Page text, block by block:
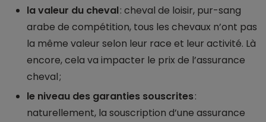
la valeur du cheval: cheval de loisir, pur-sang
arabe de compétition, tous les chevaux n’ont pas
la même valeur selon leur race et leur activité. Là
encore, cela va impacter le prix de l’assurance
cheval ;
le niveau des garanties souscrites:
naturellement, la souscription d’une assurance